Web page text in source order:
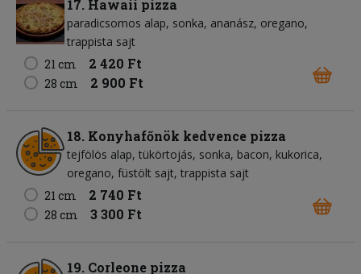
17. Hawaii pizza
paradicsomos alap sonka ananász oregano
trappista sajt
21 cm
2 420 Ft
28 cm 2 900 Ft
18. Konyhafőnök kedvence pizza
tejfölös alap tükörtojás sonka bacon kukorica
oregano füstölt sajt trappista sajt
21 cm
2 740 Ft
28 cm 3 300 Ft
19. Corleone pizza